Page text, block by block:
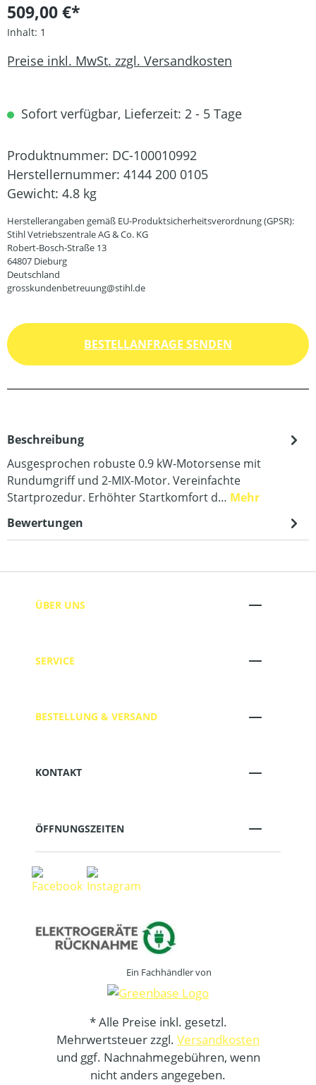
509,00 €*
Inhalt: 1
Preise inkl. MwSt. zzgl. Versandkosten
Sofort verfügbar, Lieferzeit: 2 - 5 Tage
Produktnummer: DC-100010992
Herstellernummer: 4144 200 0105
Gewicht: 4.8 kg
Herstellerangaben gemäß EU-Produktsicherheitsverordnung (GPSR):
Stihl Vetriebszentrale AG & Co. KG
Robert-Bosch-Straße 13
64807 Dieburg
Deutschland
grosskundenbetreuung@stihl.de
BESTELLANFRAGE SENDEN
Beschreibung
Ausgesprochen robuste 0.9 kW-Motorsense mit
Rundumgriff und 2-MIX-Motor. Vereinfachte
Startprozedur. Erhöhter Startkomfort d… Mehr
Bewertungen
ÜBER UNS
SERVICE
BESTELLUNG & VERSAND
KONTAKT
ÖFFNUNGSZEITEN
Ein Fachhändler von
* Alle Preise inkl. gesetzl.
Mehrwertsteuer zzgl. Versandkosten
und ggf. Nachnahmegebühren, wenn
nicht anders angegeben.